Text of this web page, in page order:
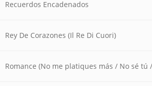
Recuerdos Encadenados
Rey De Corazones (Il Re Di Cuori)